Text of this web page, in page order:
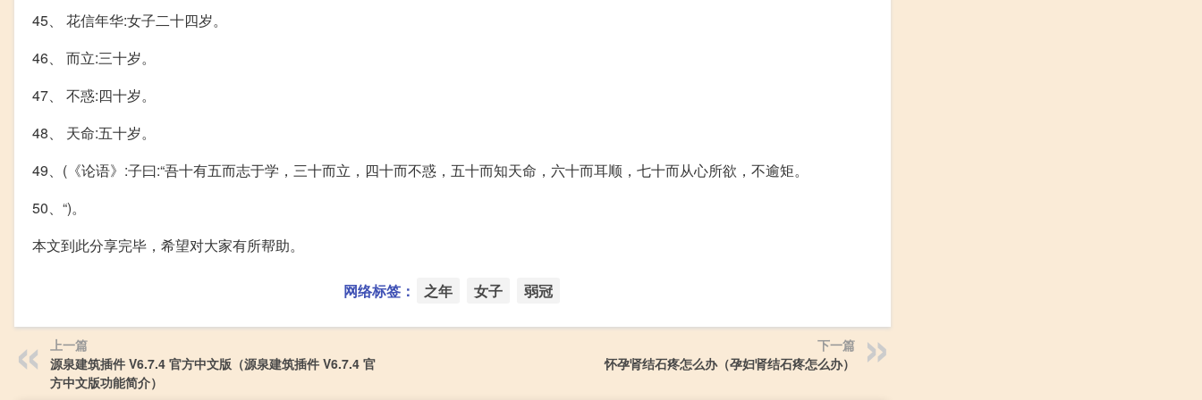
45、 花信年华:女子二十四岁。
46、 而立:三十岁。
47、 不惑:四十岁。
48、 天命:五十岁。
49、(《论语》:子曰:“吾十有五而志于学，三十而立，四十而不惑，五十而知天命，六十而耳顺，七十而从心所欲，不逾矩。
50、“)。
本文到此分享完毕，希望对大家有所帮助。
网络标签： 之年 女子 弱冠
上一篇
源泉建筑插件 V6.7.4 官方中文版（源泉建筑插件 V6.7.4 官
方中文版功能简介）
下一篇
怀孕肾结石疼怎么办（孕妇肾结石疼怎么办）